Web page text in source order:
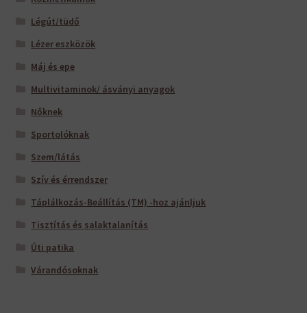
Légút/tüdő
Lézer eszközök
Máj és epe
Multivitaminok/ ásványi anyagok
Nőknek
Sportolóknak
Szem/látás
Szív és érrendszer
Táplálkozás-Beállítás (TM) -hoz ajánljuk
Tisztítás és salaktalanítás
Úti patika
Várandósoknak